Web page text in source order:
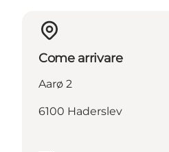
Come arrivare
Aarø 2
6100 Haderslev